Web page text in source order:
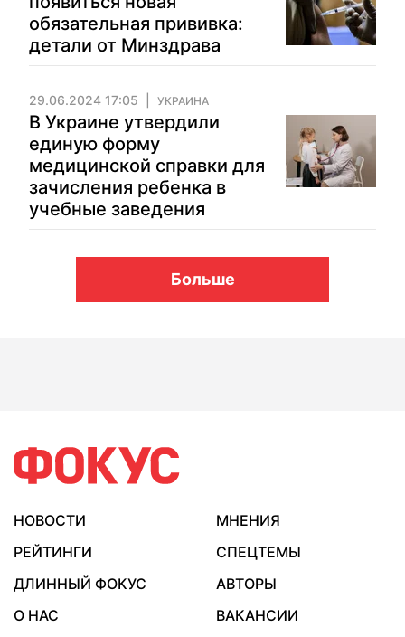
обязательная прививка:
детали от Минздрава
29.06.2024 17:05 УКРАИНА
В Украине утвердили
единую форму
медицинской справки для
зачисления ребенка в
учебные заведения
Больше
НОВОСТИ
МНЕНИЯ
РЕЙТИНГИ
СПЕЦТЕМЫ
ДЛИННЫЙ ФОКУС
АВТОРЫ
О НАС
ВАКАНСИИ